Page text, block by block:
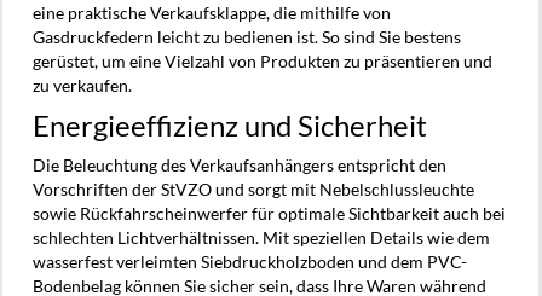
eine praktische Verkaufsklappe, die mithilfe von
Gasdruckfedern leicht zu bedienen ist. So sind Sie bestens
gerüstet, um eine Vielzahl von Produkten zu präsentieren und
zu verkaufen.
Energieeffizienz und Sicherheit
Die Beleuchtung des Verkaufsanhängers entspricht den
Vorschriften der StVZO und sorgt mit Nebelschlussleuchte
sowie Rückfahrscheinwerfer für optimale Sichtbarkeit auch bei
schlechten Lichtverhältnissen. Mit speziellen Details wie dem
wasserfest verleimten Siebdruckholzboden und dem PVC-
Bodenbelag können Sie sicher sein, dass Ihre Waren während